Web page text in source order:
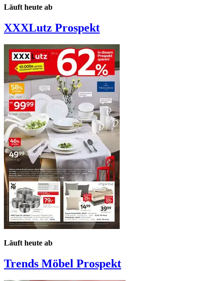
Läuft heute ab
XXXLutz Prospekt
Läuft heute ab
Trends Möbel Prospekt